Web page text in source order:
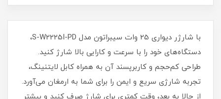
با شارژر دیواری 25 وات سیبراتون مدل S-W2225I-PD،
دستگاه‌های خود را با سرعت و کارایی بالا شارژ کنید.
طراحی کم‌حجم و کاربرپسند آن به همراه کابل لایتنینگ،
تجربه شارژی سریع و ایمن را برای شما به ارمغان می‌آورد.
از حالا به بعد، وقت کمتری برای شارژ صرف کنید و بیشتر